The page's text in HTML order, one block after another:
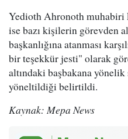
Yedioth Ahronoth muhabiri
ise bazı kişilerin görevden
başkanlığına atanması
bir teşekkür jesti" olarak
altındaki başbakana
yöneltildiği belirtildi.
Kaynak: Mepa News